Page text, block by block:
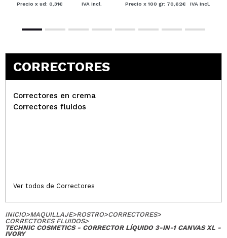
Precio x ud: 0,31€ IVA Incl. Precio x 100 gr: 70,62€ IVA Incl.
CORRECTORES
Correctores en crema
Correctores fluidos
Ver todos de Correctores
INICIO>MAQUILLAJE>ROSTRO>CORRECTORES>
CORRECTORES FLUIDOS>
TECHNIC COSMETICS - CORRECTOR LÍQUIDO 3-IN-1 CANVAS XL -
IVORY